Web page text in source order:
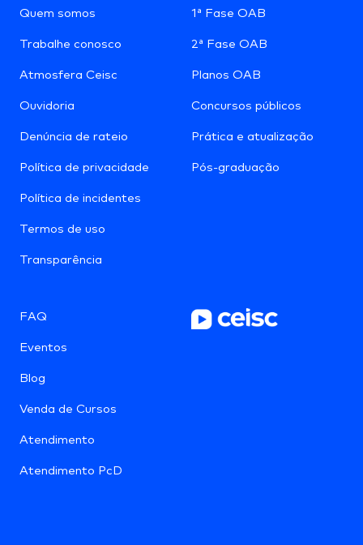
Quem somos
Trabalhe conosco
Atmosfera Ceisc
Ouvidoria
Denúncia de rateio
Política de privacidade
Política de incidentes
Termos de uso
Transparência
1ª Fase OAB
2ª Fase OAB
Planos OAB
Concursos públicos
Prática e atualização
Pós-graduação
FAQ
Eventos
Blog
Venda de Cursos
Atendimento
Atendimento PcD